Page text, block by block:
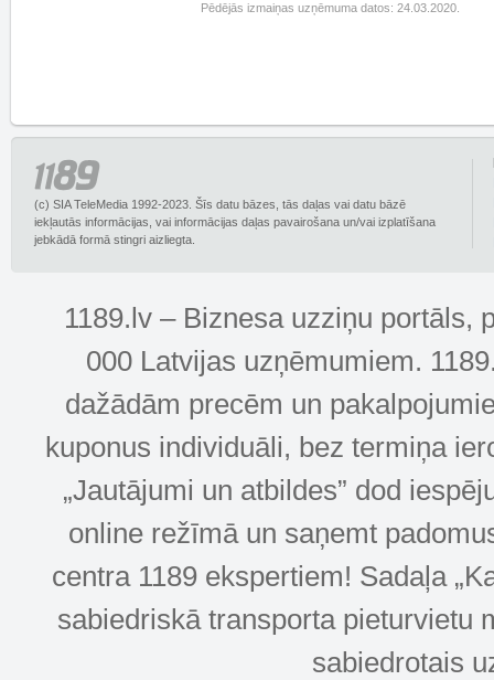
Pēdējās izmaiņas uzņēmuma datos: 24.03.2020.
(c) SIA TeleMedia 1992-2023. Šīs datu bāzes, tās daļas vai datu bāzē
iekļautās informācijas, vai informācijas daļas pavairošana un/vai izplatīšana
jebkādā formā stingri aizliegta.
1189.lv – Biznesa uzziņu portāls,
000 Latvijas uzņēmumiem.
dažādām precēm un
kuponus individuāli, bez termiņa
„Jautājumi un atbildes” dod
online režīmā un saņemt
centra 1189 ekspertiem! Sadaļa
sabiedriskā transporta pieturvietu
sabiedrotais